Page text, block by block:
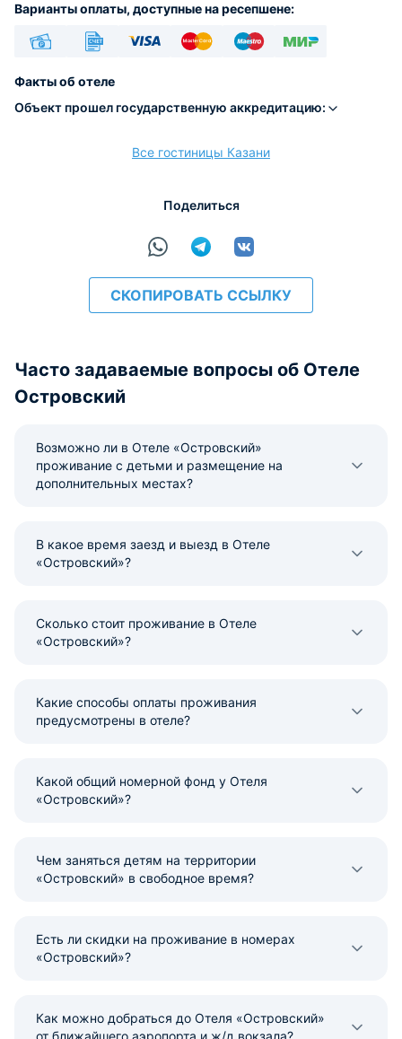
Варианты оплаты, доступные на ресепшене:
Факты об отеле
Объект прошел государственную аккредитацию:
Все гостиницы Казани
Поделиться
СКОПИРОВАТЬ ССЫЛКУ
Часто задаваемые вопросы об Отеле
Островский
Возможно ли в Отеле «Островский»
проживание с детьми и размещение на
дополнительных местах?
В какое время заезд и выезд в Отеле
«Островский»?
Сколько стоит проживание в Отеле
«Островский»?
Какие способы оплаты проживания
предусмотрены в отеле?
Какой общий номерной фонд у Отеля
«Островский»?
Чем заняться детям на территории
«Островский» в свободное время?
Есть ли скидки на проживание в номерах
«Островский»?
Как можно добраться до Отеля «Островский»
от ближайшего аэропорта и ж/д вокзала?